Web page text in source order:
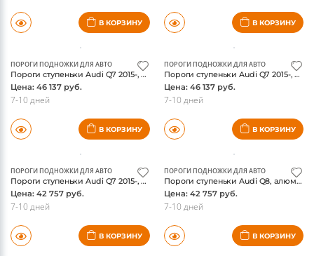
В КОРЗИНУ В КОРЗИНУ
ПОРОГИ ПОДНОЖКИ ДЛЯ АВТО
Пороги ступеньки Audi Q7 2015-, алюминиевые с пластиковой накладкой, 2020 мм, карбон черные, 2020 мм
Цена: 46 137 руб.
7-10 дней
В КОРЗИНУ
ПОРОГИ ПОДНОЖКИ ДЛЯ АВТО
Пороги ступеньки Audi Q7 2015-, алюминиевые, "Slim Line Black", 2020 мм, ТСС
Цена: 46 137 руб.
7-10 дней
В КОРЗИНУ
ПОРОГИ ПОДНОЖКИ ДЛЯ АВТО
Пороги ступеньки Audi Q7 2015-, алюминиевые, "Slim Line Silver", 2020 мм, ТСС
Цена: 42 757 руб.
7-10 дней
В КОРЗИНУ
ПОРОГИ ПОДНОЖКИ ДЛЯ АВТО
Пороги ступеньки Audi Q8, алюминиевые с пластиковой накладкой, 'Slim line Silver', ТСС
Цена: 42 757 руб.
7-10 дней
В КОРЗИНУ